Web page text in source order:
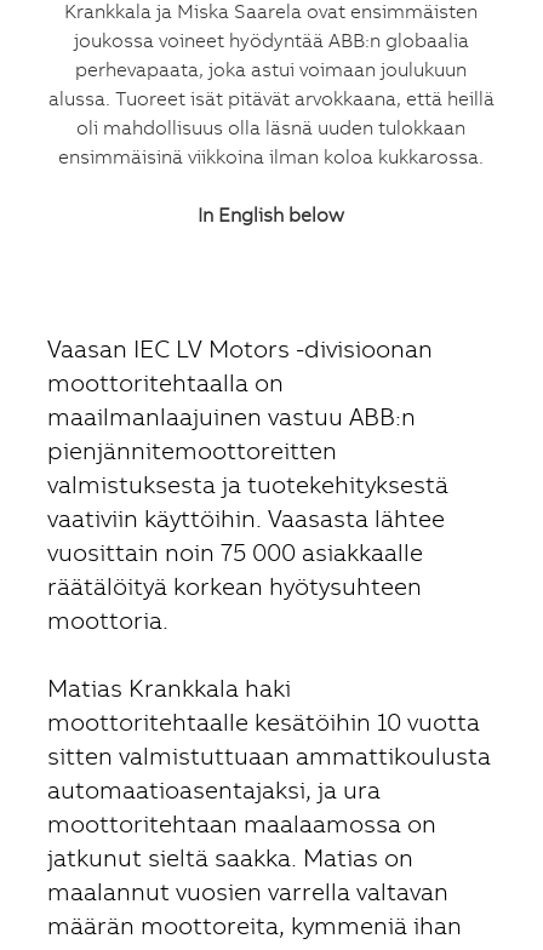
Krankkala ja Miska Saarela ovat ensimmäisten
joukossa voineet hyödyntää ABB:n globaalia
perhevapaata, joka astui voimaan joulukuun
alussa. Tuoreet isät pitävät arvokkaana, että heillä
oli mahdollisuus olla läsnä uuden tulokkaan
ensimmäisinä viikkoina ilman koloa kukkarossa.
In English below
Vaasan IEC LV Motors -divisioonan
moottoritehtaalla on
maailmanlaajuinen vastuu ABB:n
pienjännitemoottoreitten
valmistuksesta ja tuotekehityksestä
vaativiin käyttöihin. Vaasasta lähtee
vuosittain noin 75 000 asiakkaalle
räätälöityä korkean hyötysuhteen
moottoria.
Matias Krankkala haki
moottoritehtaalle kesätöihin 10 vuotta
sitten valmistuttuaan ammattikoulusta
automaatioasentajaksi, ja ura
moottoritehtaan maalaamossa on
jatkunut sieltä saakka. Matias on
maalannut vuosien varrella valtavan
määrän moottoreita, kymmeniä ihan